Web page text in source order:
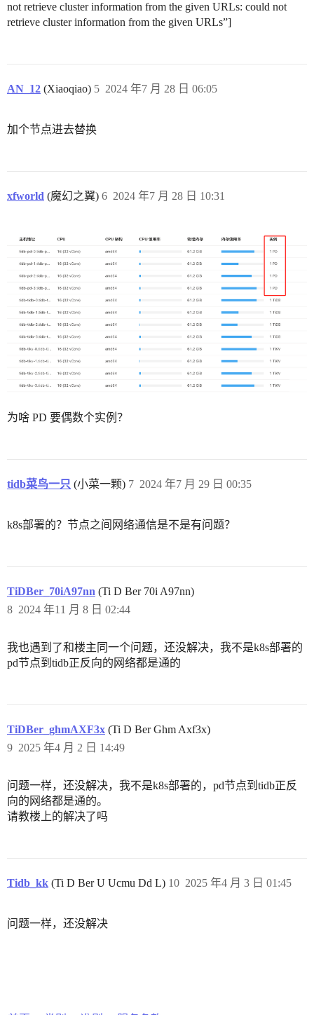
not retrieve cluster information from the given URLs: could not
retrieve cluster information from the given URLs”]
AN_12 (Xiaoqiao) 2024 年7 月 28 日 06:05
5
加个节点进去替换
xfworld (魔幻之翼) 2024 年7 月 28 日 10:31
6
为啥 PD 要偶数个实例？
tidb菜鸟一只 (小菜一颗) 2024 年7 月 29 日 00:35
7
k8s部署的？节点之间网络通信是不是有问题？
TiDBer_70iA97nn (Ti D Ber 70i A97nn)
2024 年11 月 8 日 02:44
8
我也遇到了和楼主同一个问题，还没解决，我不是k8s部署的
pd节点到tidb正反向的网络都是通的
TiDBer_ghmAXF3x (Ti D Ber Ghm Axf3x)
2025 年4 月 2 日 14:49
9
问题一样，还没解决，我不是k8s部署的，pd节点到tidb正反
向的网络都是通的。
请教楼上的解决了吗
Tidb_kk (Ti D Ber U Ucmu Dd L) 2025 年4 月 3 日 01:45
10
问题一样，还没解决